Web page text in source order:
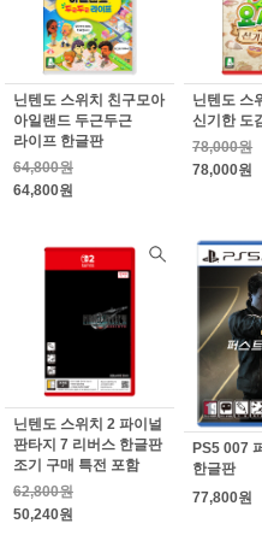
닌텐도 스위치 친구모아
아일랜드 두근두근
라이프 한글판
64,800원
64,800원
닌텐도 스
신기한 도
78,000원
78,000원
닌텐도 스위치 2 파이널
판타지 7 리버스 한글판
조기 구매 특전 포함
62,800원
50,240원
PS5 007
한글판
77,800원